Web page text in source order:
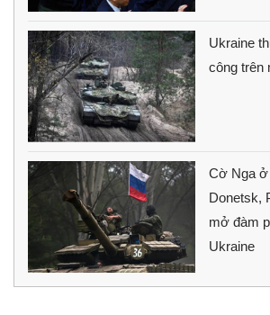
Ukraine
công trên
Cờ Nga ở
Donetsk,
mở đàm
Ukraine